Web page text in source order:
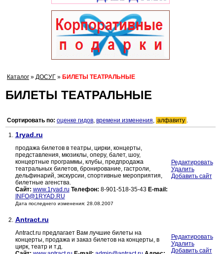
Каталог » ДОСУГ » БИЛЕТЫ ТЕАТРАЛЬНЫЕ
БИЛЕТЫ ТЕАТРАЛЬНЫЕ
Сортировать по: оценке гидов, времени изменения, алфавиту .
1. 1ryad.ru
продажа билетов в театры, цирки, концерты,
представления, мюзиклы, оперу, балет, шоу,
концертные программы, клубы, предпродажа
театральных билетов, бронирование, гастроли,
дельфинарий, экскурсии, спортивные мероприятия,
билетные агенства.
Сайт: www.1ryad.ru Телефон: 8-901-518-35-43 E-mail:
INFO@1RYAD.RU
Дата последнего изменения: 28.08.2007
Редактировать
Удалить
Добавить сайт
2. Antract.ru
Antract.ru предлагает Вам лучшие билеты на
концерты, продажа и заказ билетов на концерты, в
цирк, театр и т.д.
Редактировать
Удалить
Добавить сайт